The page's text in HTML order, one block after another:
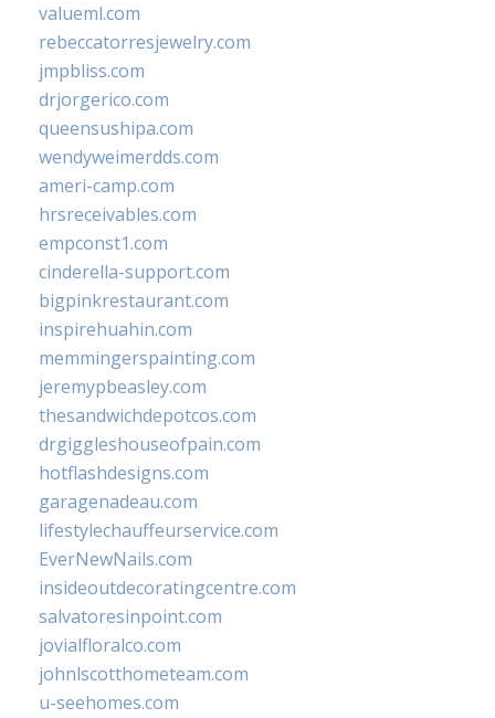
valueml.com
rebeccatorresjewelry.com
jmpbliss.com
drjorgerico.com
queensushipa.com
wendyweimerdds.com
ameri-camp.com
hrsreceivables.com
empconst1.com
cinderella-support.com
bigpinkrestaurant.com
inspirehuahin.com
memmingerspainting.com
jeremypbeasley.com
thesandwichdepotcos.com
drgiggleshouseofpain.com
hotflashdesigns.com
garagenadeau.com
lifestylechauffeurservice.com
EverNewNails.com
insideoutdecoratingcentre.com
salvatoresinpoint.com
jovialfloralco.com
johnlscotthometeam.com
u-seehomes.com